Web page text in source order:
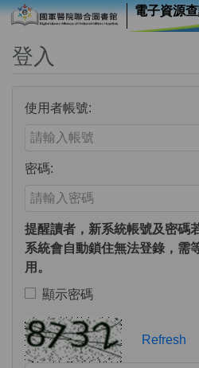
電子資源
登入
使用者帳號:
Enter your username or email
密碼:
Enter your password
提醒讀者，新系統帳號及密碼
系統會自動鎖住無法登錄，需
用。
顯示密碼
Toggle to show or hide your
Verification Code
Refresh